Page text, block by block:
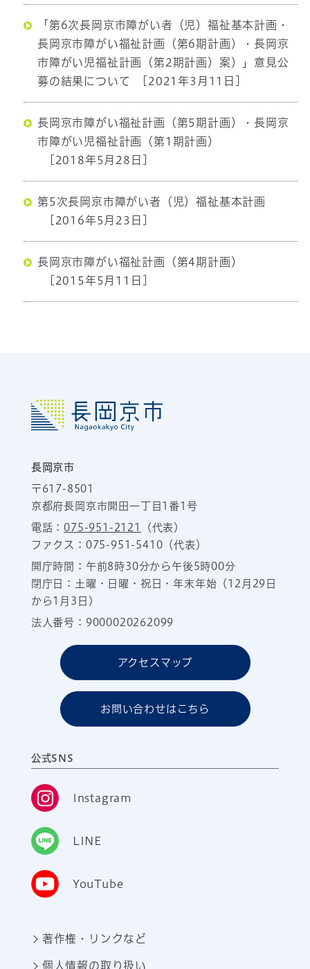
「第6次長岡京市障がい者（児）福祉基本計画・
長岡京市障がい福祉計画（第6期計画）・長岡京
市障がい児福祉計画（第2期計画）案）」意見公
募の結果について
[2021年3月11日]
長岡京市障がい福祉計画（第5期計画）・長岡京
市障がい児福祉計画（第1期計画）
[2018年5月28日]
第5次長岡京市障がい者（児）福祉基本計画
[2016年5月23日]
長岡京市障がい福祉計画（第4期計画）
[2015年5月11日]
長岡京市
〒617-8501
京都府長岡京市開田一丁目1番1号
電話：075-951-2121
（代表）
ファクス：075-951-5410（代表）
開庁時間：午前8時30分から午後5時00分
閉庁日：土曜・日曜・祝日・年末年始（12月29日
から1月3日）
法人番号：9000020262099
アクセスマップ
お問い合わせはこちら
公式SNS
Instagram
LINE
YouTube
著作権・リンクなど
個人情報の取り扱い